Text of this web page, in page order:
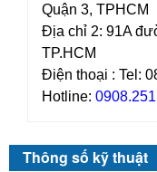
Quận 3, TPHCM
Địa chỉ 2: 91A
TP.HCM
Điện thoại : Tel:
Hotline:
Thông số kỹ thuật